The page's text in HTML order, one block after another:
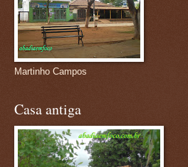
Martinho Campos
Casa antiga